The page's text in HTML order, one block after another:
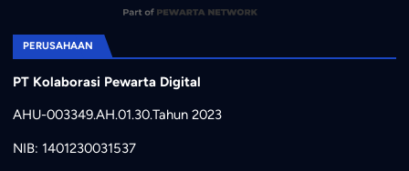
PERUSAHAAN
PT Kolaborasi Pewarta Digital
AHU-003349.AH.01.30.Tahun 2023
NIB: 1401230031537